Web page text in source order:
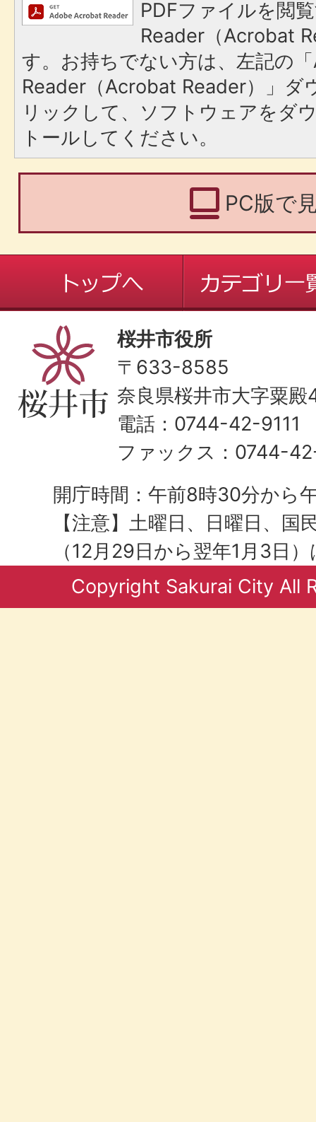
PDFファイルを閲
Reader（Acrobat
す。お持ちでない方は、左記の
Reader（Acrobat Reader）」ダ
リックして、ソフトウェアをダ
トールしてください。
PC版で
桜井市役所
〒633-8585
奈良県桜井市大字粟
電話：0744-42-9111
ファックス：0744-
開庁時間：午前8時30分から
【注意】土曜日、日曜日、国
（12月29日から翌年1月3日
Copyright Sakurai City All